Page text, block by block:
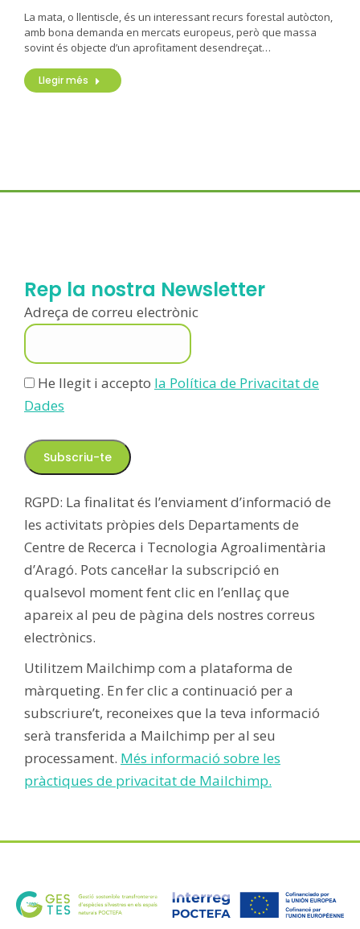
La mata, o llentiscle, és un interessant recurs forestal autòcton,
amb bona demanda en mercats europeus, però que massa
sovint és objecte d’un aprofitament desendreçat…
Llegir més
Rep la nostra Newsletter
Adreça de correu electrònic
He llegit i accepto la Política de Privacitat de
Dades
RGPD: La finalitat és l’enviament d’informació de
les activitats pròpies dels Departaments de
Centre de Recerca i Tecnologia Agroalimentària
d’Aragó. Pots cancel·lar la subscripció en
qualsevol moment fent clic en l’enllaç que
apareix al peu de pàgina dels nostres correus
electrònics.
Utilitzem Mailchimp com a plataforma de
màrqueting. En fer clic a continuació per a
subscriure’t, reconeixes que la teva informació
serà transferida a Mailchimp per al seu
processament. Més informació sobre les
pràctiques de privacitat de Mailchimp.